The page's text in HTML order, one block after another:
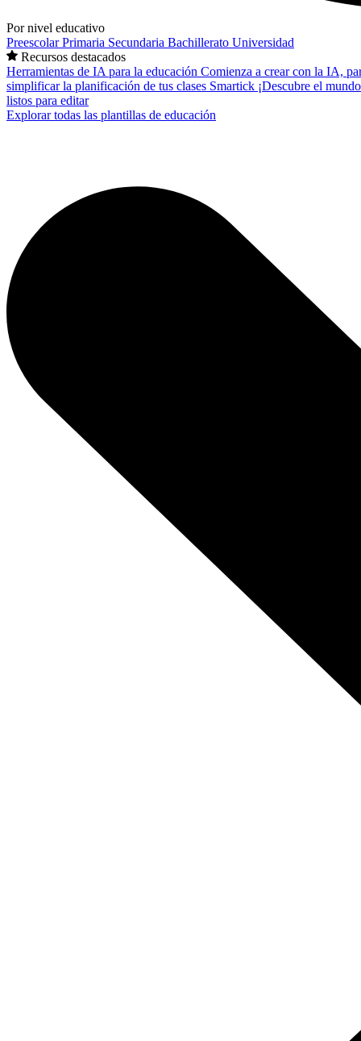
Por nivel educativo
PreescolarPrimaria Secundaria Bachillerato Universidad
Recursos destacados
Herramientas de IA para la educación Comienza a crear con la IA,
simplificar la planificación de tus clases Smartick ¡Descubre el
listos para editar
Explorar todas las plantillas de educación